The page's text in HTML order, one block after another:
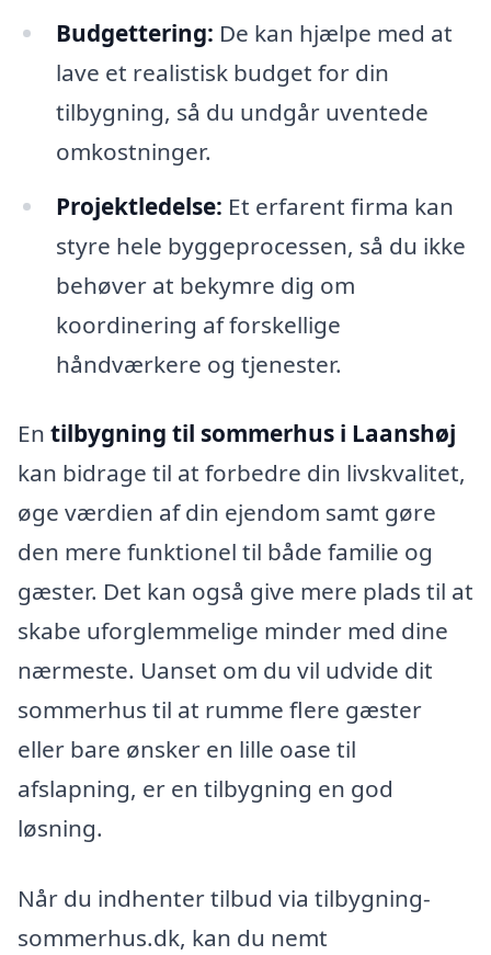
Budgettering: De kan hjælpe med at
lave et realistisk budget for din
tilbygning, så du undgår uventede
omkostninger.
Projektledelse: Et erfarent firma kan
styre hele byggeprocessen, så du ikke
behøver at bekymre dig om
koordinering af forskellige
håndværkere og tjenester.
En tilbygning til sommerhus i Laanshøj
kan bidrage til at forbedre din livskvalitet,
øge værdien af din ejendom samt gøre
den mere funktionel til både familie og
gæster. Det kan også give mere plads til at
skabe uforglemmelige minder med dine
nærmeste. Uanset om du vil udvide dit
sommerhus til at rumme flere gæster
eller bare ønsker en lille oase til
afslapning, er en tilbygning en god
løsning.
Når du indhenter tilbud via tilbygning-
sommerhus.dk, kan du nemt